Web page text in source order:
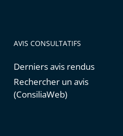
AVIS CONSULTATIFS
Derniers avis rendus
Rechercher un avis
(ConsiliaWeb)